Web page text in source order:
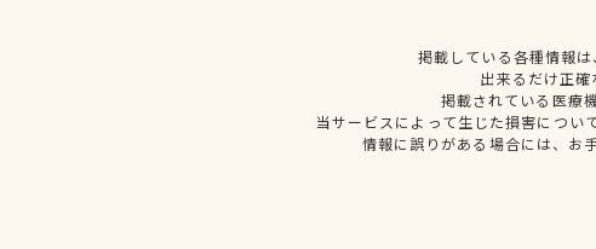
掲載している各種情報
出来るだけ正
掲載されている医療
当サービスによって生じた損害につい
情報に誤りがある場合には、お